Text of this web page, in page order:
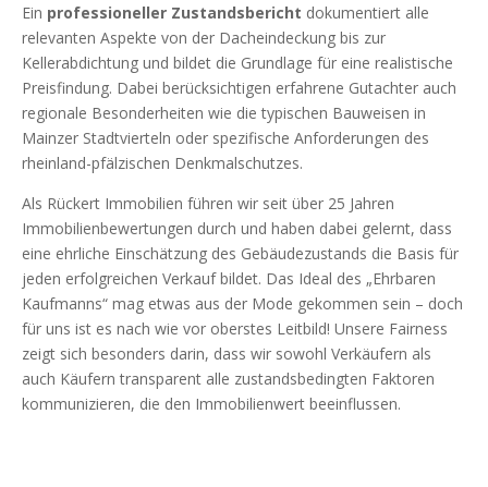
Ein professioneller Zustandsbericht dokumentiert alle
relevanten Aspekte von der Dacheindeckung bis zur
Kellerabdichtung und bildet die Grundlage für eine realistische
Preisfindung. Dabei berücksichtigen erfahrene Gutachter auch
regionale Besonderheiten wie die typischen Bauweisen in
Mainzer Stadtvierteln oder spezifische Anforderungen des
rheinland-pfälzischen Denkmalschutzes.
Als Rückert Immobilien führen wir seit über 25 Jahren
Immobilienbewertungen durch und haben dabei gelernt, dass
eine ehrliche Einschätzung des Gebäudezustands die Basis für
jeden erfolgreichen Verkauf bildet. Das Ideal des „Ehrbaren
Kaufmanns“ mag etwas aus der Mode gekommen sein – doch
für uns ist es nach wie vor oberstes Leitbild! Unsere Fairness
zeigt sich besonders darin, dass wir sowohl Verkäufern als
auch Käufern transparent alle zustandsbedingten Faktoren
kommunizieren, die den Immobilienwert beeinflussen.